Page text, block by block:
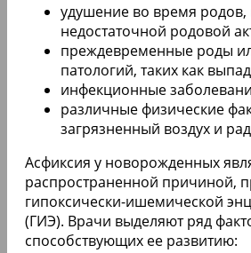
удушение во время
недостаточной родовой
преждевременные роды
патологий, таких как
инфекционные
различные физические
загрязненный воздух и
Асфиксия у новорожденных
распространенной причиной,
гипоксически-ишемической
(ГИЭ). Врачи выделяют ряд
способствующих ее развитию: